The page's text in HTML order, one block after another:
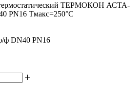
термостатический ТЕРМОКОН АСТА-
PN16 Тмакс=250°С
ф DN40 PN16